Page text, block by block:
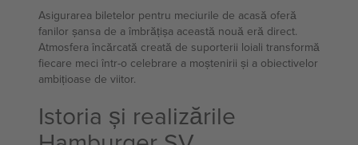
Asigurarea biletelor pentru meciurile de acasă oferă
fanilor șansa de a îmbrățișa această nouă eră direct.
Atmosfera încărcată creată de suporterii loiali transformă
fiecare meci într-o celebrare a moștenirii și a obiectivelor
ambițioase de viitor.
Istoria și realizările